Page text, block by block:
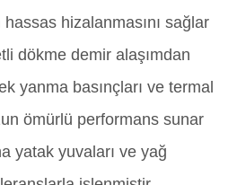
hizalanmasını sağlar
dökme demir alaşımdan
yanma basınçları ve termal
ömürlü performans sunar
yatak yuvaları ve yağ